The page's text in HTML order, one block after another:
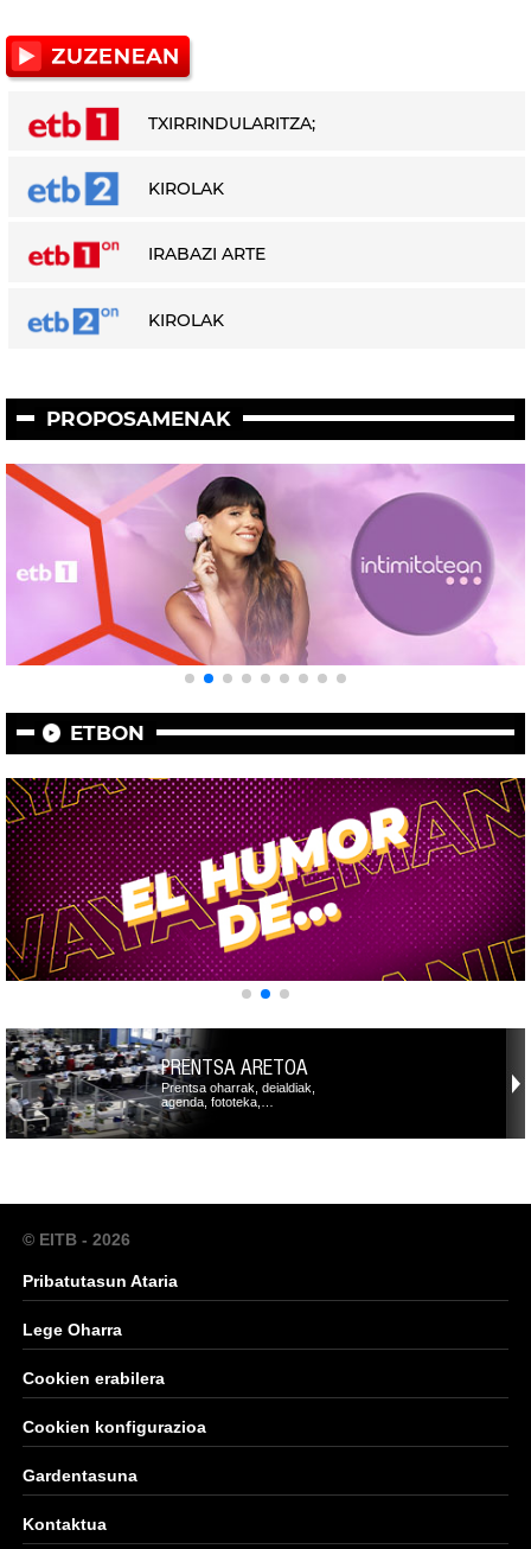
TXIRRINDULARITZA;
KIROLAK
IRABAZI ARTE
KIROLAK
PROPOSAMENAK
ETBON
PRENTSA ARETOA
Prentsa oharrak, deialdiak,
agenda, fototeka,…
© EITB - 2026
Pribatutasun Ataria
Lege Oharra
Cookien erabilera
Cookien konfigurazioa
Gardentasuna
Kontaktua